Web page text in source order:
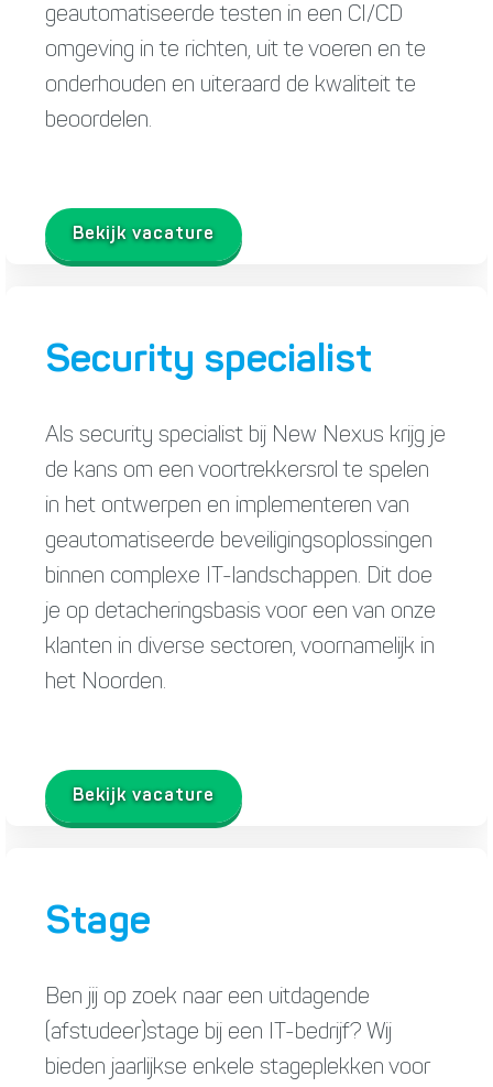
geautomatiseerde testen in een CI/CD
omgeving in te richten, uit te voeren en te
onderhouden en uiteraard de kwaliteit te
beoordelen.
Bekijk vacature
Security specialist
Als security specialist bij New Nexus krijg je
de kans om een voortrekkersrol te spelen
in het ontwerpen en implementeren van
geautomatiseerde beveiligingsoplossingen
binnen complexe IT-landschappen. Dit doe
je op detacheringsbasis voor een van onze
klanten in diverse sectoren, voornamelijk in
het Noorden.
Bekijk vacature
Stage
Ben jij op zoek naar een uitdagende
(afstudeer)stage bij een IT-bedrijf? Wij
bieden jaarlijkse enkele stageplekken voor